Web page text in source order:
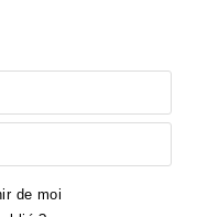
de moi